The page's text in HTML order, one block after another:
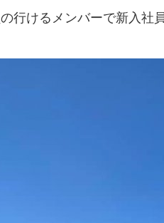
行けるメンバーで新入社